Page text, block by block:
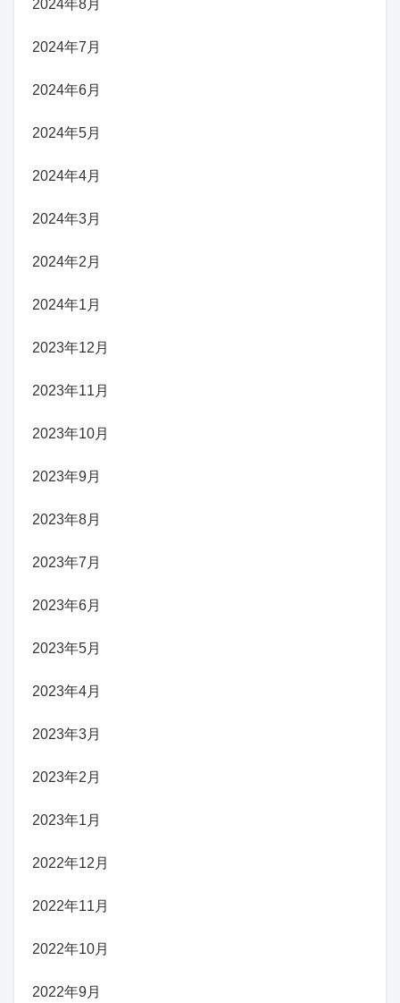
2024年8月
2024年7月
2024年6月
2024年5月
2024年4月
2024年3月
2024年2月
2024年1月
2023年12月
2023年11月
2023年10月
2023年9月
2023年8月
2023年7月
2023年6月
2023年5月
2023年4月
2023年3月
2023年2月
2023年1月
2022年12月
2022年11月
2022年10月
2022年9月